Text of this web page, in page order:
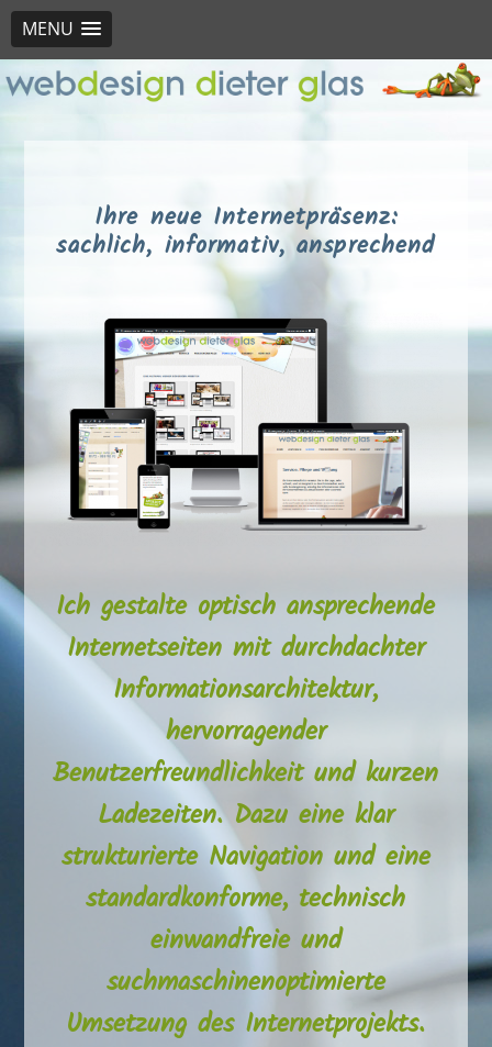
MENU
Ihre neue Internetpräsenz:
sachlich, informativ, ansprechend
Ich gestalte optisch ansprechende
Internetseiten mit durchdachter
Informationsarchitektur,
hervorragender
Benutzerfreundlichkeit und kurzen
Ladezeiten. Dazu eine klar
strukturierte Navigation und eine
standardkonforme, technisch
einwandfreie und
suchmaschinenoptimierte
Umsetzung des Internetprojekts.